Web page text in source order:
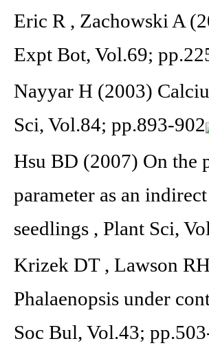
Eric R , Zachowski A
Expt Bot, Vol.69;
Nayyar H (2003)
Sci, Vol.84; pp.893-902
Hsu BD (2007) On the
parameter as an
seedlings , Plant Sci,
Krizek DT , Lawson
Phalaenopsis under
Soc Bul, Vol.43;